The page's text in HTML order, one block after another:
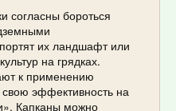
согласны бороться
их ландшафт или
на грядках.
к применению
свою эффективность на
Капканы можно